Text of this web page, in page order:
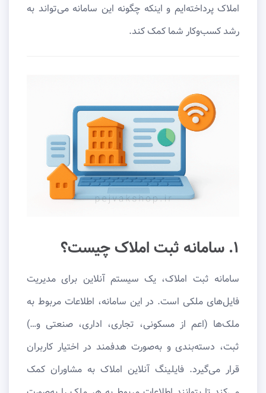
املاک پرداخته‌ایم و اینکه چگونه این سامانه می‌تواند به
رشد کسب‌وکار شما کمک کند.
۱. سامانه ثبت املاک چیست؟
سامانه ثبت املاک، یک سیستم آنلاین برای مدیریت
فایل‌های ملکی است. در این سامانه، اطلاعات مربوط به
ملک‌ها (اعم از مسکونی، تجاری، اداری، صنعتی و…)
ثبت، دسته‌بندی و به‌صورت هدفمند در اختیار کاربران
قرار می‌گیرد. فایلینگ آنلاین املاک به مشاوران کمک